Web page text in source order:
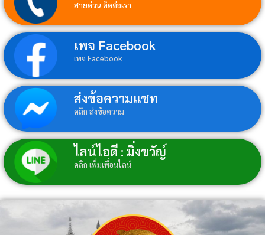
สายด่วน ติดต่อเรา
เพจ Facebook
เพจ Facebook
ส่งข้อความแชท
คลิก ส่งข้อความ
ไลน์ไอดี : มิ่งขวัญ์
คลิก เพิ่มเพื่อนไลน์